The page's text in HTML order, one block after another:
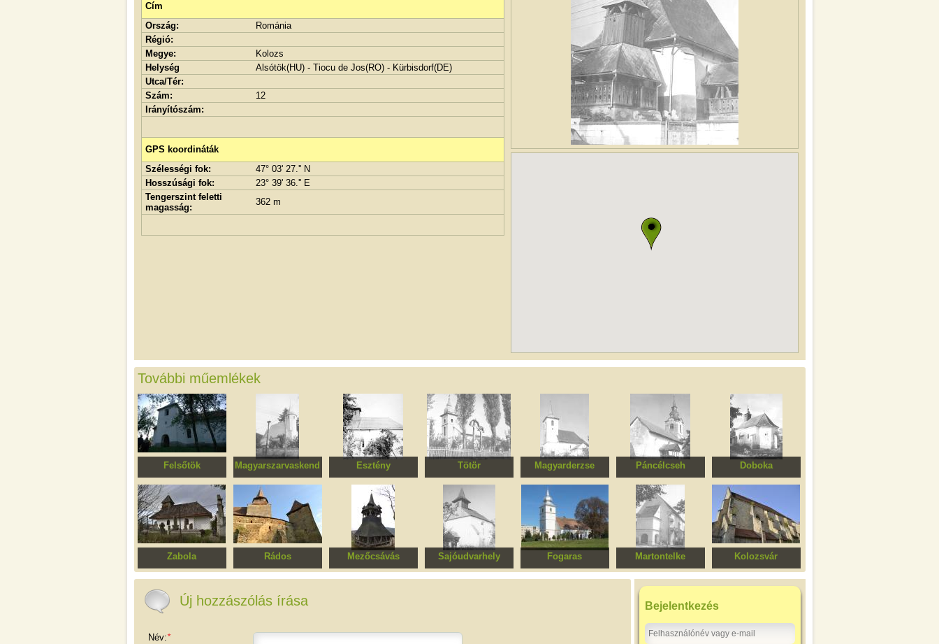
Cím
Ország:
Románia
Régió:
Megye:
Kolozs
Helység
Alsótök(HU) - Tiocu de Jos(RO) - Kürbisdorf(DE)
Utca/Tér:
Szám:
12
Irányítószám:
GPS koordináták
Szélességi fok:
47° 03' 27.'' N
Hosszúsági fok:
23° 39' 36.'' E
Tengerszint feletti
magasság:
362 m
További műemlékek
Felsőtök
Református templom
Magyarszarvaskend
Szűz Mária római
katolikus templom
Esztény
Református templom
Tötör
Ortodox templom
Magyarderzse
Református templom
Páncélcseh
Református templom
Doboka
Református templom
Zabola
Ortodox fatemplom
Rádos
Erődített evangélikus
Mezőcsávás
Református templom
Sajóudvarhely
Református templom
Fogaras
Református templom
Martontelke
Erődített evangélikus
templomegyüttes
Kolozsvár
Belvárosi református
Mátyás-templom
Új hozzászólás írása
Név:*
Bejelentkezés